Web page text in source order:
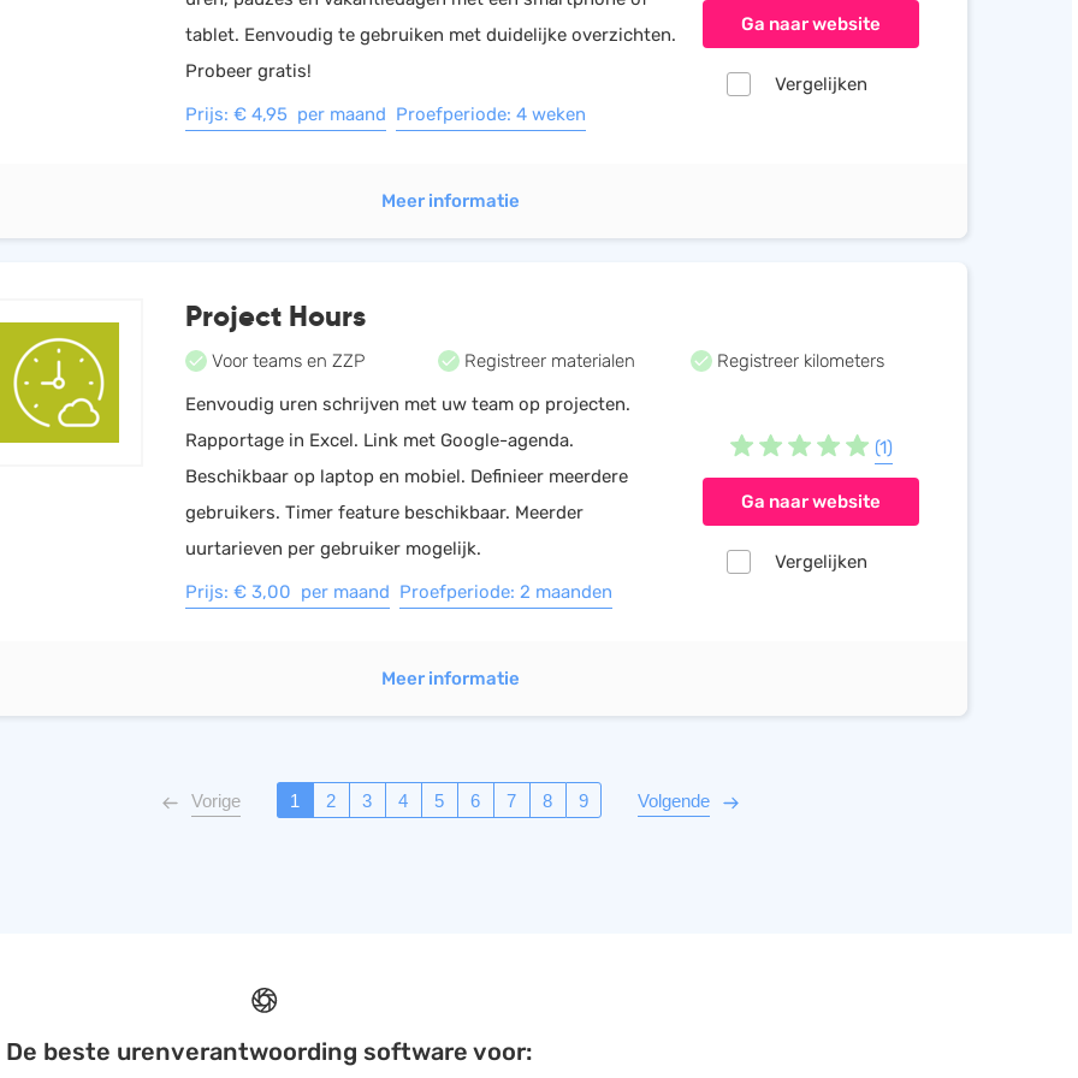
tablet. Eenvoudig te gebruiken met duidelijke overzichten.
Probeer gratis!
Prijs: € 4,95 per maand Proefperiode: 4 weken
Ga naar website
Vergelijken
Meer informatie
Project Hours
Voor teams en ZZP Registreer materialen
Registreer kilometers
Eenvoudig uren schrijven met uw team op projecten.
Rapportage in Excel. Link met Google-agenda.
Beschikbaar op laptop en mobiel. Definieer meerdere
gebruikers. Timer feature beschikbaar. Meerder
uurtarieven per gebruiker mogelijk.
Prijs: € 3,00 per maand Proefperiode: 2 maanden
(1)
Ga naar website
Vergelijken
Meer informatie
Vorige 1 2 3 4 5 6 7 8 9 Volgende
De beste urenverantwoording software voor: